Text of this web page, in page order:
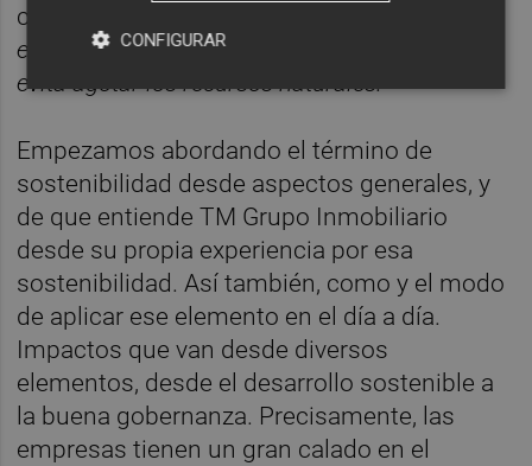
cualidad como:
económica: Que respeta el medio ambiente y
evita agotar los recursos naturales.”
Empezamos abordando el término de
sostenibilidad desde aspectos generales, y
de que entiende TM Grupo Inmobiliario
desde su propia experiencia por esa
sostenibilidad. Así también, como y el modo
de aplicar ese elemento en el día a día.
Impactos que van desde diversos
elementos, desde el desarrollo sostenible a
la buena gobernanza. Precisamente, las
empresas tienen un gran calado en el
CONFIGURAR